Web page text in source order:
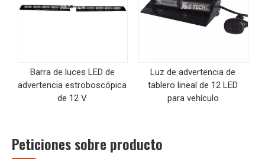
Barra de luces LED de
advertencia estroboscópica
de 12 V
Luz de advertencia de
tablero lineal de 12 LED
para vehículo
Peticiones sobre producto